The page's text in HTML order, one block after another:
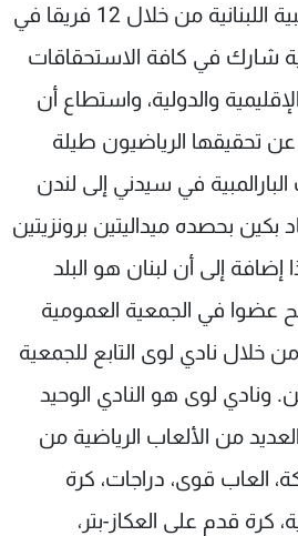
الرياضي واللجنة البارالمبية اللبنانية من خلال 12 فريقا في
‏شارك في كافة الاستحقاقات
والدولية، واستطاع أن
عن تحقيقها الرياضيون طيلة
في سيدني إلى لندن
بكين بحصده ميداليتين برونزيتين
إلى أن لبنان هو البلد
عضوا في الجمعية العمومية
خلال نادي لوى التابع للجمعية
ونادي لوى هو النادي الوحيد
من الألعاب الرياضية من
العاب قوى، دراجات، كرة
كرة قدم على العكاز-بتر،